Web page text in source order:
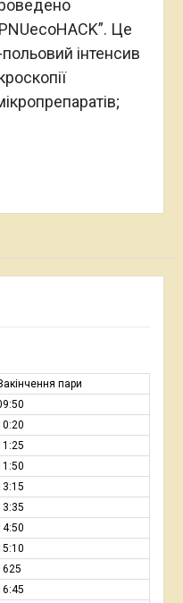
Це
інтенсив
пари